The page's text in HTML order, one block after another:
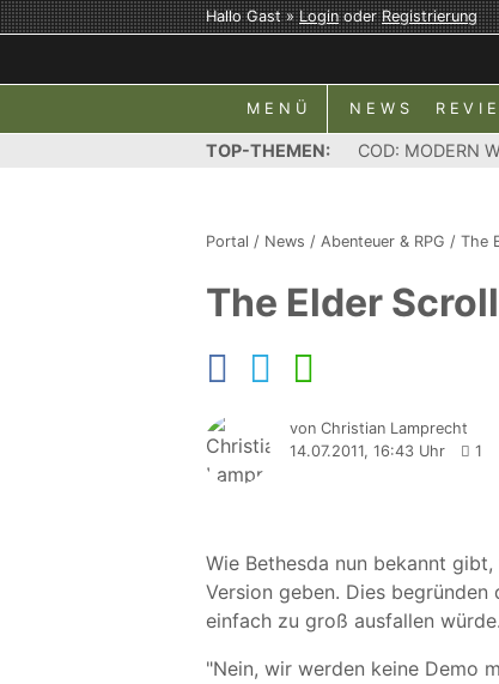
Hallo Gast »LoginoderRegistrierung
MENÜ NEWS
TOP-THEMEN: COD: MODERN
Portal / News / Abenteuer & RPG / The
The Elder
von Christian Lamprecht
14.07.2011, 16:43 Uhr
1
Wie Bethesda nun bekannt
Version geben. Dies
einfach zu groß ausfallen würde.
"Nein, wir werden keine Demo